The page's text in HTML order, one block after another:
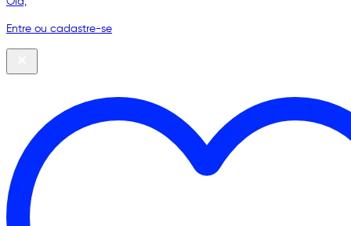
Entre ou cadastre-se